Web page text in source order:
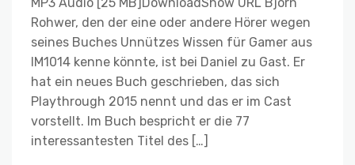
Rohwer, den der eine oder andere Hörer wegen
seines Buches Unnützes Wissen für Gamer aus
IM1014 kenne könnte, ist bei Daniel zu Gast. Er
hat ein neues Buch geschrieben, das sich
Playthrough 2015 nennt und das er im Cast
vorstellt. Im Buch bespricht er die 77
interessantesten Titel des […]